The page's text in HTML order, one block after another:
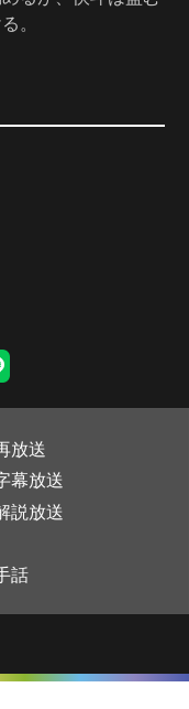
。
放送
幕放送
説放送
話